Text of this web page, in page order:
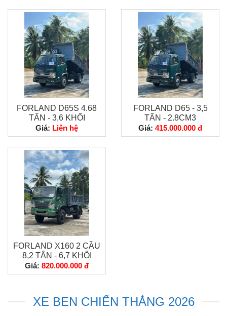
FORLAND D65S 4.68
TẤN - 3,6 KHỐI
Giá: Liên hệ
FORLAND D65 - 3,5
TẤN - 2.8CM3
Giá: 415.000.000 đ
FORLAND X160 2 CẦU
8,2 TẤN - 6,7 KHỐI
Giá: 820.000.000 đ
XE BEN CHIẾN THẮNG 2026